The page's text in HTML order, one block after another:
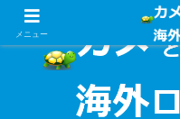
メニュー